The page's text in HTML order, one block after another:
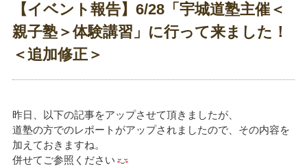
【イベント報告】6/28「宇城道塾主催＜
親子塾＞体験講習」に行って来ました！
＜追加修正＞
昨日、以下の記事をアップさせて頂きましたが、
道塾の方でのレポートがアップされましたので、その内容を
加えておきますね。
併せてご参照ください